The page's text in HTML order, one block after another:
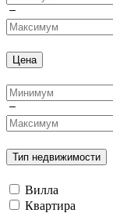
Цена
Тип недвижимости
Вилла
Квартира